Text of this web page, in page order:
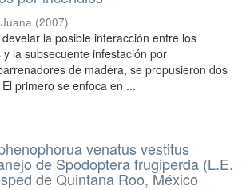
(2007)
la posible interacción entre los
la subsecuente infestación por
de madera, se propusieron dos
primero se enfoca en ...
venatus vestitus
de Spodoptera frugiperda (L.E.
de Quintana Roo, México